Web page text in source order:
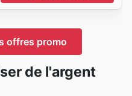
offres promo
de l'argent